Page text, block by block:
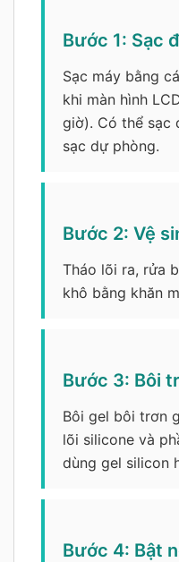
Bước 1: Sạc
Sạc máy bằng
khi màn hình
giờ). Có thể sạc
sạc dự phòng.
Bước 2: Vệ
Tháo lõi ra, rửa
khô bằng khăn
Bước 3: Bôi
Bôi gel bôi trơn
lõi silicone và
dùng gel silicon
Bước 4: Bật